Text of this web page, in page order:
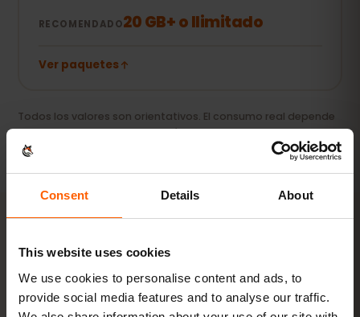
Consent Details About
This website uses cookies
We use cookies to personalise content and ads, to
provide social media features and to analyse our traffic.
RECOMENDADO20 GB+ o Ilimitado
Ver paquetes
Todos los valores son orientativos. El consumo real depende
del dispositivo, la configuración de las apps y tu uso.
ACTIVACIÓN
Activa tu eSIM para